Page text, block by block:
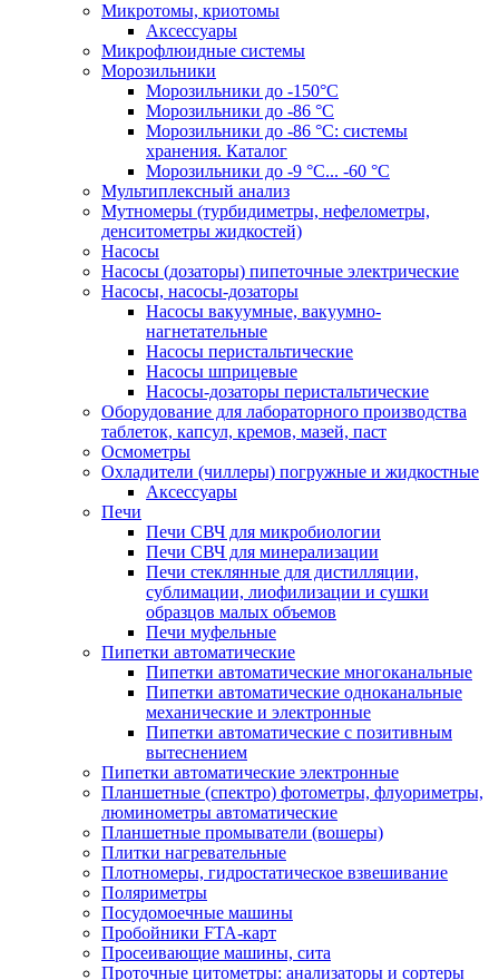
Микротомы, криотомы
Аксессуары
Микрофлюидные системы
Морозильники
Морозильники до -150°С
Морозильники до -86 °C
Морозильники до -86 °C: системы
хранения. Каталог
Морозильники до -9 °C... -60 °C
Мультиплексный анализ
Мутномеры (турбидиметры, нефелометры,
денситометры жидкостей)
Насосы
Насосы (дозаторы) пипеточные электрические
Насосы, насосы-дозаторы
Насосы вакуумные, вакуумно-
нагнетательные
Насосы перистальтические
Насосы шприцевые
Насосы-дозаторы перистальтические
Оборудование для лабораторного производства
таблеток, капсул, кремов, мазей, паст
Осмометры
Охладители (чиллеры) погружные и жидкостные
Аксессуары
Печи
Печи СВЧ для микробиологии
Печи СВЧ для минерализации
Печи стеклянные для дистилляции,
сублимации, лиофилизации и сушки
образцов малых объемов
Печи муфельные
Пипетки автоматические
Пипетки автоматические многоканальные
Пипетки автоматические одноканальные
механические и электронные
Пипетки автоматические с позитивным
вытеснением
Пипетки автоматические электронные
Планшетные (спектро) фотометры, флуориметры,
люминометры автоматические
Планшетные промыватели (вошеры)
Плитки нагревательные
Плотномеры, гидростатическое взвешивание
Поляриметры
Посудомоечные машины
Пробойники FTA-карт
Просеивающие машины, сита
Проточные цитометры: анализаторы и сортеры